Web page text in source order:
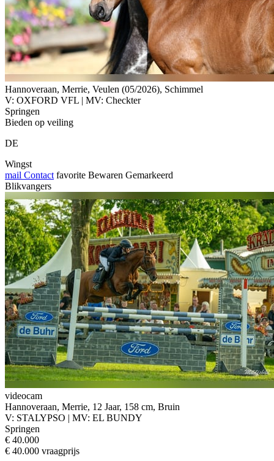
Hannoveraan, Merrie, Veulen (05/2026), Schimmel
V: OXFORD VFL | MV: Checkter
Springen
Bieden op veiling
DE
Wingst
mail Contact favorite Bewaren Gemarkeerd
Blikvangers
videocam
Hannoveraan, Merrie, 12 Jaar, 158 cm, Bruin
V: STALYPSO | MV: EL BUNDY
Springen
€ 40.000
€ 40.000 vraagprijs